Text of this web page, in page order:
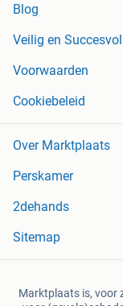
Blog
Veilig en Succesvol
Voorwaarden
Cookiebeleid
Over Marktplaats
Perskamer
2dehands
Sitemap
Marktplaats is, voor